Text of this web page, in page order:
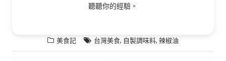
聽聽你的經驗。
美食記 台灣美食, 自製調味料, 辣椒油